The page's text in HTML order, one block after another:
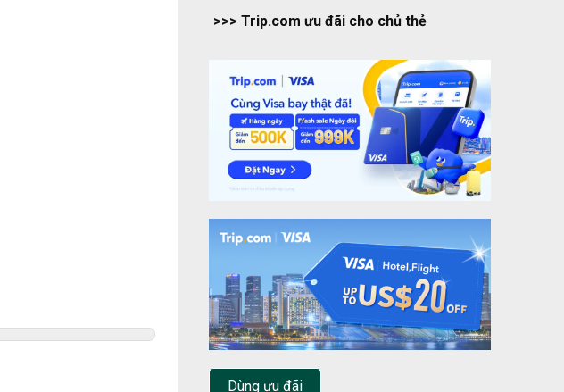
>>> Trip.com ưu đãi cho chủ thẻ
Dùng ưu đãi